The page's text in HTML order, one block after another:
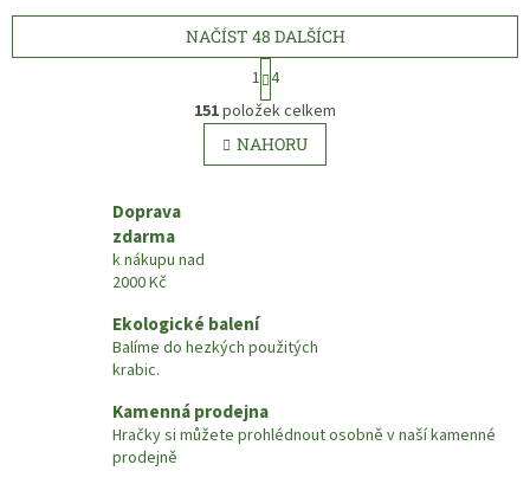
uvažování.
Každý hráč si musí uchránit své
ovečky a získat co nejvíce těch
soupeřových.
O
v
l
á
k
ý
p
NAČÍST 48 DALŠÍCH
S
t
r
á
n
k
1 4
151položek celkem
NAHORU
Doprava
zdarma
k nákupu nad
2000 Kč
Ekologické balení
Balíme do hezkých použitých
krabic.
Kamenná prodejna
Hračky si můžete prohlédnout osobně v naší kamenné
prodejně